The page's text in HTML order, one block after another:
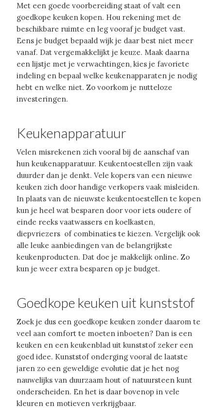
Met een goede voorbereiding staat of valt een
goedkope keuken kopen. Hou rekening met de
beschikbare ruimte en leg vooraf je budget vast.
Eens je budget bepaald wijk je daar best niet meer
vanaf. Dat vergemakkelijkt je keuze. Maak daarna
een lijstje met je verwachtingen, kies je favoriete
indeling en bepaal welke keukenapparaten je nodig
hebt en welke niet. Zo voorkom je nutteloze
investeringen.
Keukenapparatuur
Velen misrekenen zich vooral bij de aanschaf van
hun keukenapparatuur. Keukentoestellen zijn vaak
duurder dan je denkt. Vele kopers van een nieuwe
keuken zich door handige verkopers vaak misleiden.
In plaats van de nieuwste keukentoestellen te kopen
kun je heel wat besparen door voor iets oudere of
einde reeks vaatwassers en koelkasten,
diepvriezers of combinaties te kiezen. Vergelijk ook
alle leuke aanbiedingen van de belangrijkste
keukenproducten. Dat doe je makkelijk online. Zo
kun je weer extra besparen op je budget.
Goedkope keuken uit kunststof
Zoek je dus een goedkope keuken zonder daarom te
veel aan comfort te moeten inboeten? Dan is een
keuken en een keukenblad uit kunststof zeker een
goed idee. Kunststof onderging vooral de laatste
jaren zo een geweldige evolutie dat je het nog
nauwelijks van duurzaam hout of natuursteen kunt
onderscheiden. En het is daar bovenop in vele
kleuren en motieven verkrijgbaar.